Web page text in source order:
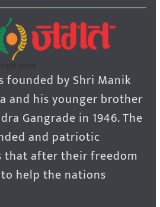
founded by Shri Manik
and his younger brother
Gangrade in 1946. The
and patriotic
after their freedom
help the nations